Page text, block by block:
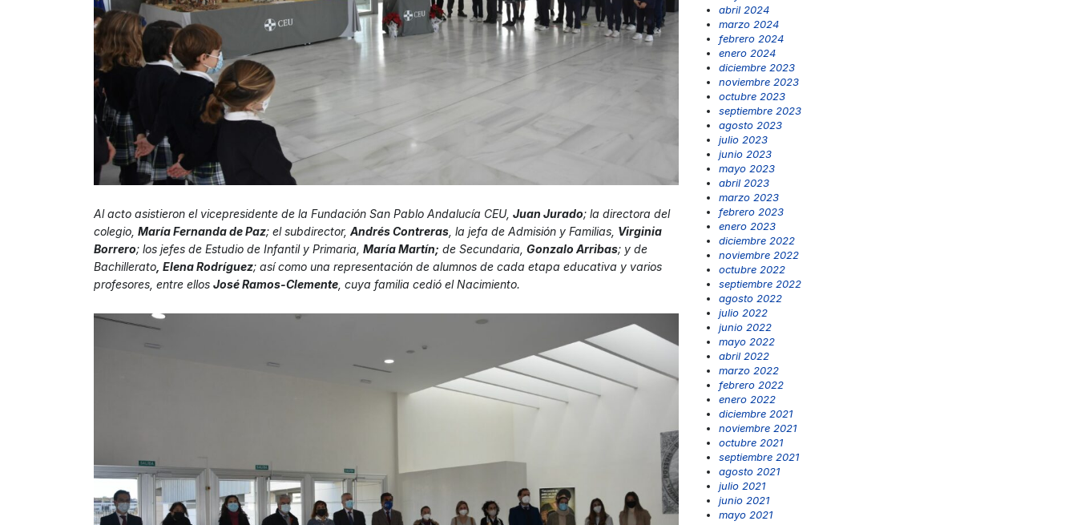
Al acto asistieron el vicepresidente de la Fundación San Pablo Andalucía CEU, Juan Jurado; la directora del
colegio, María Fernanda de Paz; el subdirector, Andrés Contreras , la jefa de Admisión y Familias, Virginia
Borrero; los jefes de Estudio de Infantil y Primaria, María Martín; de Secundaria, Gonzalo Arribas; y de
Bachillerato , Elena Rodríguez; así como una representación de alumnos de cada etapa educativa y varios
profesores, entre ellos José Ramos-Clemente , cuya familia cedió el Nacimiento.
abril 2024
marzo 2024
febrero 2024
enero 2024
diciembre 2023
noviembre 2023
octubre 2023
septiembre 2023
agosto 2023
julio 2023
junio 2023
mayo 2023
abril 2023
marzo 2023
febrero 2023
enero 2023
diciembre 2022
noviembre 2022
octubre 2022
septiembre 2022
agosto 2022
julio 2022
junio 2022
mayo 2022
abril 2022
marzo 2022
febrero 2022
enero 2022
diciembre 2021
noviembre 2021
octubre 2021
septiembre 2021
agosto 2021
julio 2021
junio 2021
mayo 2021